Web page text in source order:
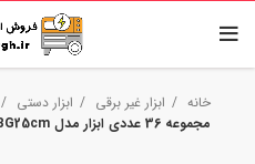
خانه ابزار غیر برقی ابزار دستی
مجموعه 36 عددی ابزار مدل MMA-36PCS-BG25cm